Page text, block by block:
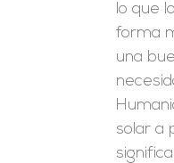
lo que
forma
una
solar a